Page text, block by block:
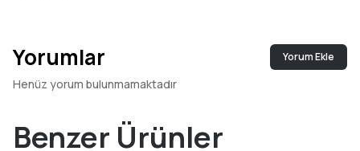
Yorumlar Yorum Ekle
Henüz yorum bulunmamaktadır
Benzer Ürünler